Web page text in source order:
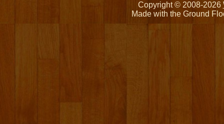
Copyright © 2008-2026
Made with the Ground